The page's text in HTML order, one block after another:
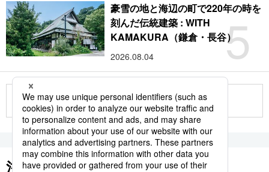
5
豪雪の地と海辺の町で220年の時を
刻んだ伝統建築 : WITH
KAMAKURA（鎌倉・長谷）
2026.08.04
もっと見る
注目のキーワード